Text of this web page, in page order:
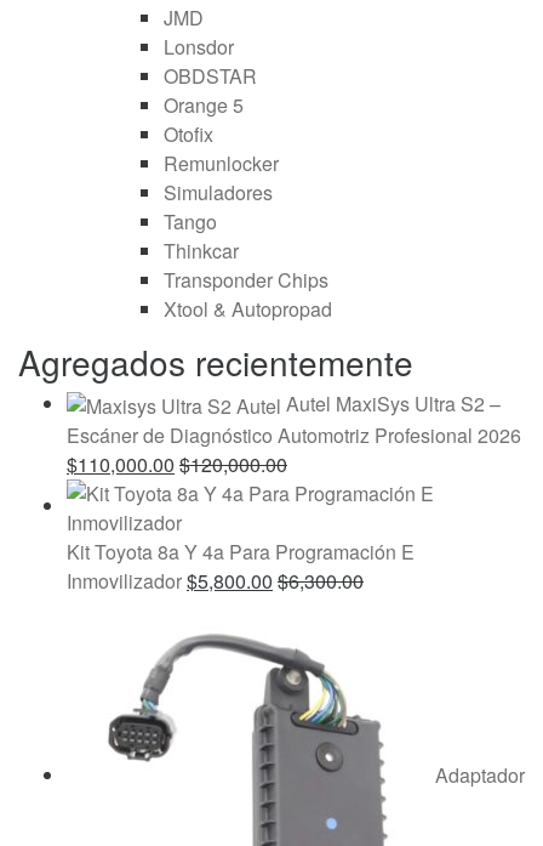
JMD
Lonsdor
OBDSTAR
Orange 5
Otofix
Remunlocker
Simuladores
Tango
Thinkcar
Transponder Chips
Xtool & Autopropad
Agregados recientemente
Autel MaxiSys Ultra S2 –
Escáner de Diagnóstico Automotriz Profesional 2026
$110,000.00 $120,000.00
Kit Toyota 8a Y 4a Para Programación E
Inmovilizador$5,800.00 $6,300.00
Adaptador